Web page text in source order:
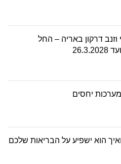
וזנב דרקון באריה – החל
הוא ישפיע על הבריאות שלכם